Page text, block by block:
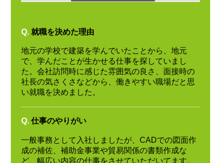
Q. 就職を決めた理由
地元の学校で建築を学んでいたことから、地元
で、学んだことが生かせる仕事を探していまし
た。会社訪問時に感じた雰囲気の良さ、面接時の
社長の気さくさなどから、働きやすい職場だと思
い就職を決めました。
Q. 仕事のやりがい
一般事務として入社しましたが、CADでの図面作
成の補佐、補助金事業や貿易関係の書類作成な
ど、幅広い内容の仕事をさせていただいてます。